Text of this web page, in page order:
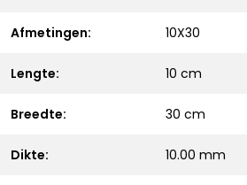
Afmetingen: 10X30
Lengte: 10 cm
Breedte: 30 cm
Dikte: 10.00 mm